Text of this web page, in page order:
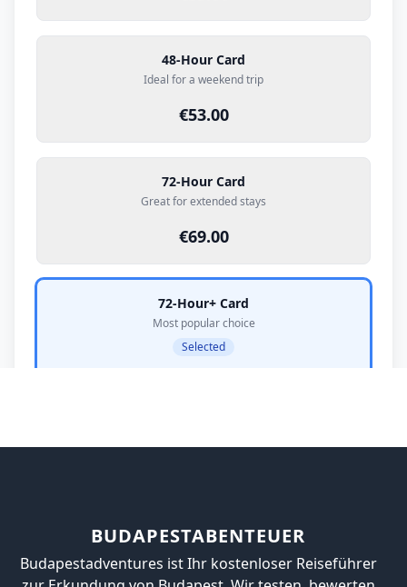
BUDAPESTABENTEUER
Budapestadventures ist Ihr kostenloser Reiseführer